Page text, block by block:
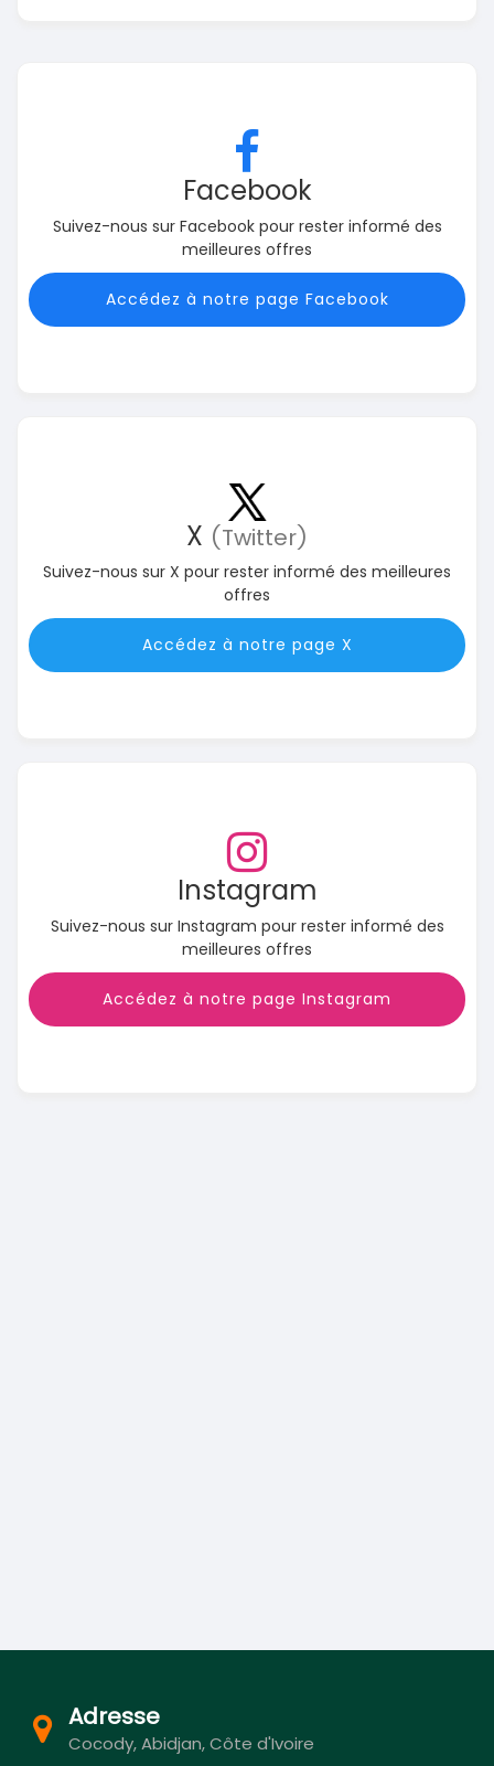
Facebook
Suivez-nous sur Facebook pour rester informé des
meilleures offres
Accédez à notre page Facebook
X (Twitter)
Suivez-nous sur X pour rester informé des meilleures
offres
Accédez à notre page X
Instagram
Suivez-nous sur Instagram pour rester informé des
meilleures offres
Accédez à notre page Instagram
Adresse
Cocody, Abidjan, Côte d'Ivoire